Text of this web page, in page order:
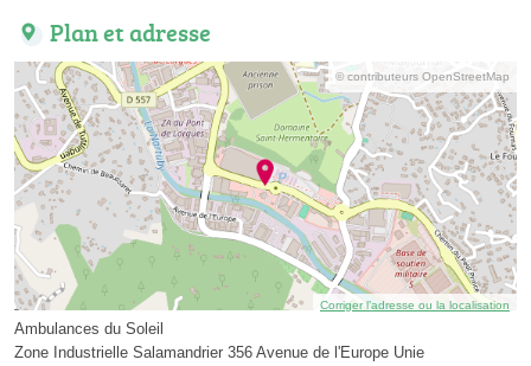
Plan et adresse
© contributeurs OpenStreetMap
Corriger l’adresse ou la localisation
Ambulances du Soleil
Zone Industrielle Salamandrier 356 Avenue de l'Europe Unie